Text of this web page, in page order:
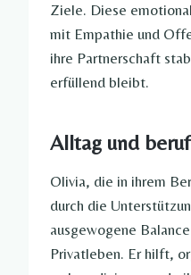
Ziele. Diese
mit Empathie und
ihre Partnerschaft
erfüllend bleibt.
Alltag und
Olivia, die in ihrem
durch die
ausgewogene
Privatleben. Er hilft,